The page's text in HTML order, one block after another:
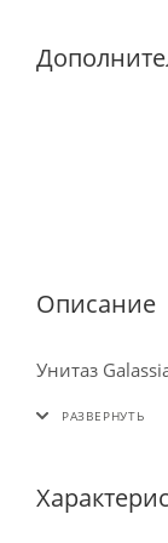
Описание
Унитаз